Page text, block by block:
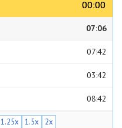
00:00
00:00
07:06
07:42
03:42
08:42
1.25x 1.5x 2x